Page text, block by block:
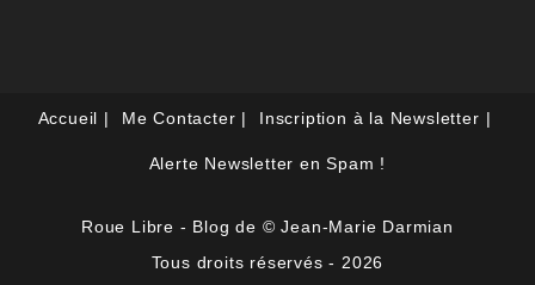
Accueil Me Contacter Inscription à la Newsletter
Alerte Newsletter en Spam !
Roue Libre - Blog de © Jean-Marie Darmian
Tous droits réservés - 2026